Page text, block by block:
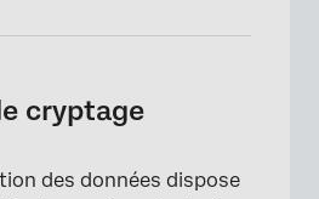
cryptage
des données dispose